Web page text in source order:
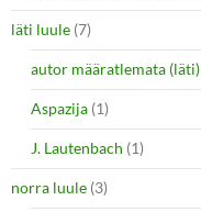
läti luule (7)
autor määratlemata (läti)
Aspazija (1)
J. Lautenbach (1)
norra luule (3)